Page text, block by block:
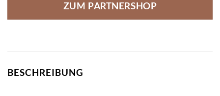
ZUM PARTNERSHOP
BESCHREIBUNG